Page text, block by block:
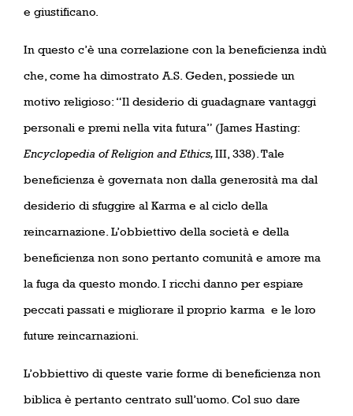
e giustificano.
In questo c’è una correlazione con la beneficienza indù
che, come ha dimostrato A.S. Geden, possiede un
motivo religioso: “Il desiderio di guadagnare vantaggi
personali e premi nella vita futura” (James Hasting:
Encyclopedia of Religion and Ethics,III, 338). Tale
beneficienza è governata non dalla generosità ma dal
desiderio di sfuggire al Karma e al ciclo della
reincarnazione. L’obbiettivo della società e della
beneficienza non sono pertanto comunità e amore ma
la fuga da questo mondo. I ricchi danno per espiare
peccati passati e migliorare il proprio karma e le loro
future reincarnazioni.
L’obbiettivo di queste varie forme di beneficienza non
biblica è pertanto centrato sull’uomo. Col suo dare